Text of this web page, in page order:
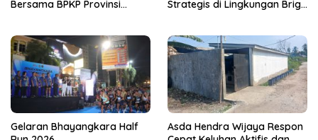
Bersama BPKP Provinsi
Strategis di Lingkungan Brigif
Gelaran Bhayangkara Half
Asda Hendra Wijaya Respon